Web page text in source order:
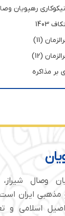
رهپویان
1403
(11)
(12)
بر مذاکره
وصال
اسلامی و